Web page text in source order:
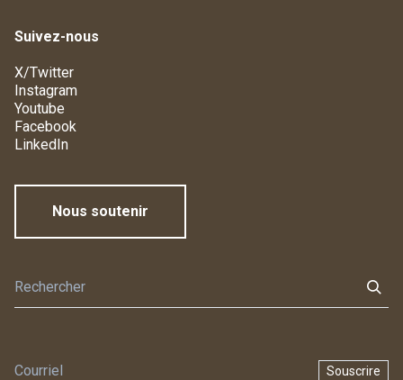
Suivez-nous
X/Twitter
Instagram
Youtube
Facebook
LinkedIn
Nous soutenir
Souscrire